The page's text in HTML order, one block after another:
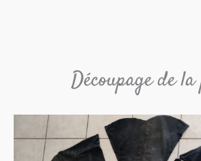
Découpage de la